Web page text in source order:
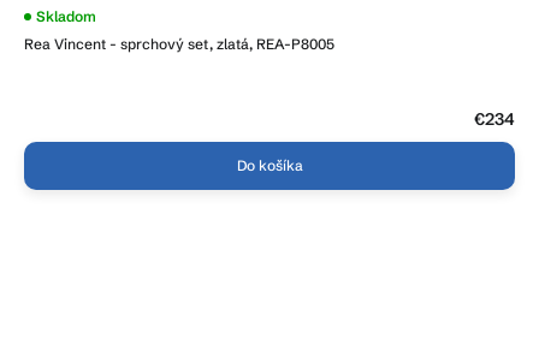
Rea Vincent - sprchový set, zlatá, REA-P8005
Skladom
€234
Do košíka